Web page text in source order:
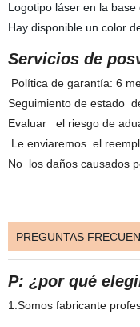
Logotipo láser en la
Hay disponible un color
Servicios de
Política de garantía: 6
Seguimiento de estado
Evaluar el riesgo de
Le enviaremos el
No los daños causados
PREGUNTAS
P: ¿por qué
1.Somos fabricante